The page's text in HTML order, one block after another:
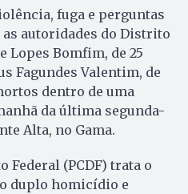
fuga e perguntas
autoridades do Distrito
Lopes Bomfim, de 25
Fagundes Valentim, de
dentro de uma
da última segunda-
Alta, no Gama.
(PCDF) trata o
duplo homicídio e